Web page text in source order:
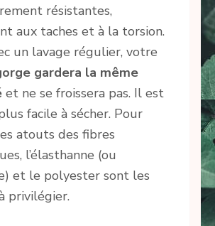
résistantes,
aux taches et à la torsion.
un lavage régulier, votre
gardera la même
et ne se froissera pas. Il est
facile à sécher. Pour
atouts des fibres
l’élasthanne (ou
et le polyester sont les
privilégier.